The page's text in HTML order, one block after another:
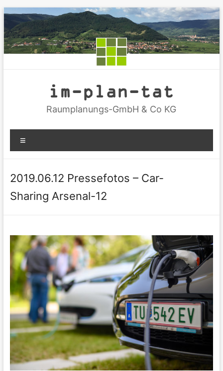
Zum
Inhalt
springen
im-plan-tat
Raumplanungs-GmbH & Co KG
2019.06.12 Pressefotos – Car-
Sharing Arsenal-12